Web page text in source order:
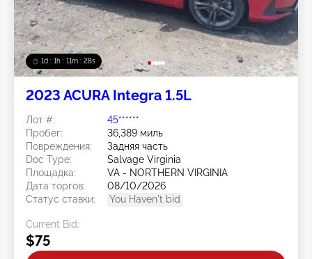
1d : 1h : 11m : 25s
2023 ACURA Integra 1.5L
Лот #:
45******
Пробег:
36,389 миль
Повреждения:
Задняя часть
Doc Type:
Salvage Virginia
Площадка:
VA - NORTHERN VIRGINIA
Дата торгов:
08/10/2026
Статус ставки:
You Haven't bid
Current Bid:
$75